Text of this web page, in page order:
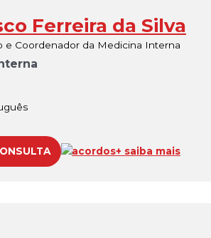
Ferreira da Silva
e Coordenador da Medicina Interna
acordos+ saiba mais